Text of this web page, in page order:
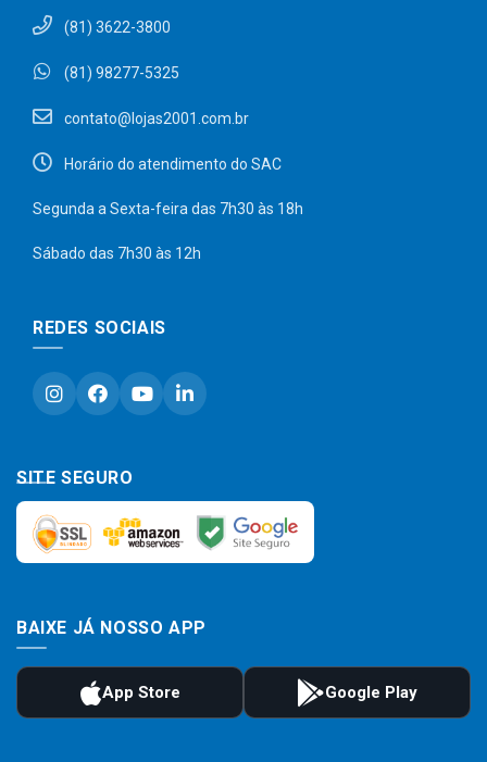
(81) 3622-3800
(81) 98277-5325
contato@lojas2001.com.br
Horário do atendimento do SAC
Segunda a Sexta-feira das 7h30 às 18h
Sábado das 7h30 às 12h
REDES SOCIAIS
SITE SEGURO
BAIXE JÁ NOSSO APP